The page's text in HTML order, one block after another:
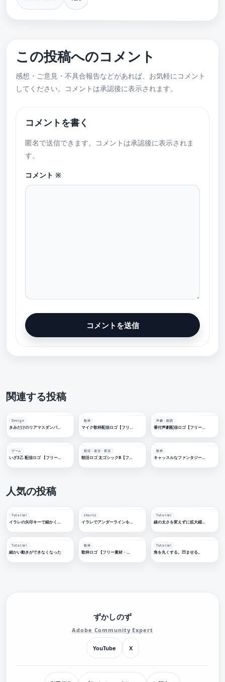
この投稿へのコメント
感想・ご意見・不具合報告などがあれば、お気軽にコメント
してください。コメントは承認後に表示されます。
コメントを書く
匿名で送信できます。コメントは承認後に表示されま
す。
コメント ※
関連する投稿
Design
きみだけのリアマスダンパー【作字・ロゴデザイン】
歌枠
マイク歌枠配信ロゴ【フリー素材・サムネ素材】
声劇・朗読
番付声劇配信ロゴ【フリー素材・サムネ素材】
ゲーム
いざ3乙 配信ロゴ 【フリー素材・サムネ素材】
朝活・昼活・夜活
朝活ロゴ 太ゴシックB【フリー素材・サムネ素材】
歌枠
キャッスルなファンタジー歌枠【フリー素材・サムネ素材】
人気の投稿
Tutorial
イラレの矢印キーで細かく移動する
shorts
イラレでアンダーラインを引く
Tutorial
線の太さを変えずに拡大縮小する
Tutorial
細かい動きができなくなった
歌枠
歌枠ロゴ 【フリー素材・サムネ素材】
Tutorial
角を丸くする。凹ませる。
ずかしのず
Adobe Community Expert
YouTube X